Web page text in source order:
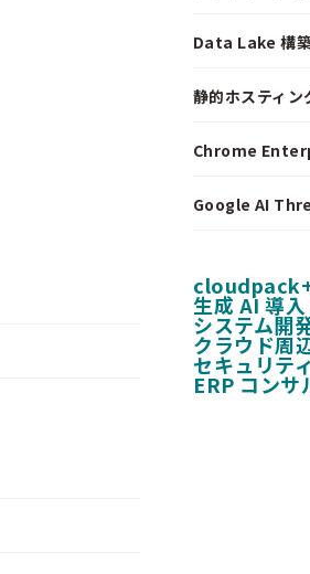
Data Lake 構
静的ホスティン
Chrome
Google AI
生成 AI 導
システム開
クラウド周
セキュリテ
ERP コンサ